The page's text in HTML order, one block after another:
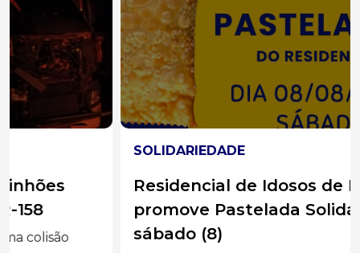
Residencial de Idosos de Erval Velho
promove Pastelada Solidária neste
sábado (8)